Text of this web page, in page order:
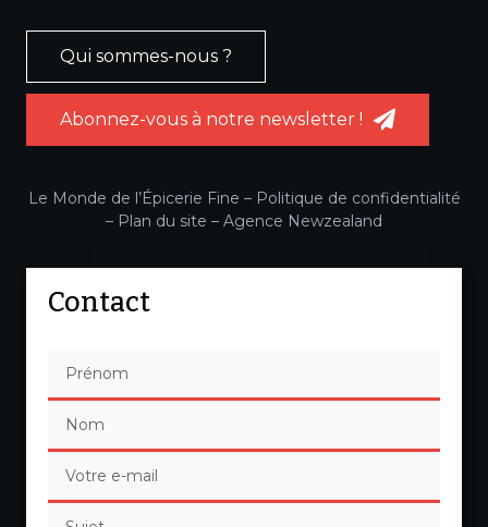
Qui sommes-nous ?
Abonnez-vous à notre newsletter !
Le Monde de l’Épicerie Fine – Politique de confidentialité
– Plan du site – Agence Newzealand
Contact